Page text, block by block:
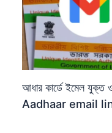
আধার কার্ডে ইমেল যুক্ত ও
Aadhaar email